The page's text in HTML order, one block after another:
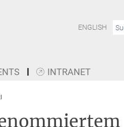
ENGLISH
INTRANET